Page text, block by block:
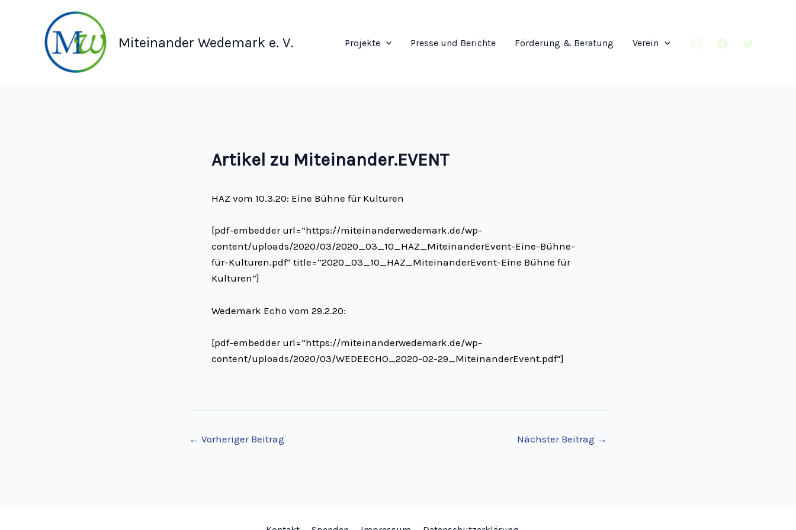
Miteinander Wedemark e. V. Projekte Presse und Berichte Förderung & Beratung Verein
Artikel zu Miteinander.EVENT
HAZ vom 10.3.20: Eine Bühne für Kulturen
[pdf-embedder url=“https://miteinanderwedemark.de/wp-
content/uploads/2020/03/2020_03_10_HAZ_MiteinanderEvent-Eine-Bühne-
für-Kulturen.pdf“ title=“2020_03_10_HAZ_MiteinanderEvent-Eine Bühne für
Kulturen“]
Wedemark Echo vom 29.2.20:
[pdf-embedder url=“https://miteinanderwedemark.de/wp-
content/uploads/2020/03/WEDEECHO_2020-02-29_MiteinanderEvent.pdf“]
← Vorheriger Beitrag Nächster Beitrag →